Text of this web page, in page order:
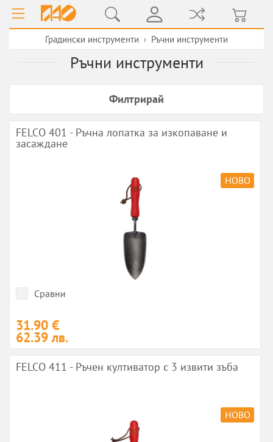
Градински инструменти › Ръчни инструменти
Ръчни инструменти
Филтрирай
FELCO 401 - Ръчна лопатка за изкопаване и
засаждане
НОВО
Сравни
31.90 €
62.39 лв.
FELCO 411 - Ръчен култиватор с 3 извити зъба
НОВО